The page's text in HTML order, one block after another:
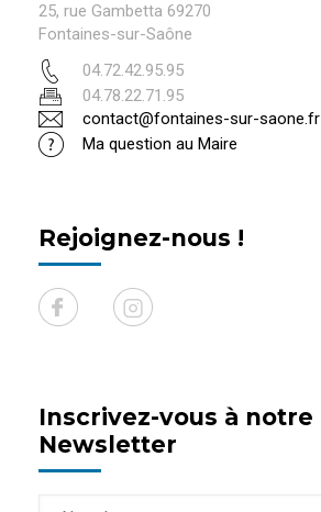
25, rue Gambetta 69270
Fontaines-sur-Saône
04.72.42.95.95
04.78.22.71.95
contact@fontaines-sur-saone.fr
Ma question au Maire
Rejoignez-nous !
Inscrivez-vous à notre
Newsletter